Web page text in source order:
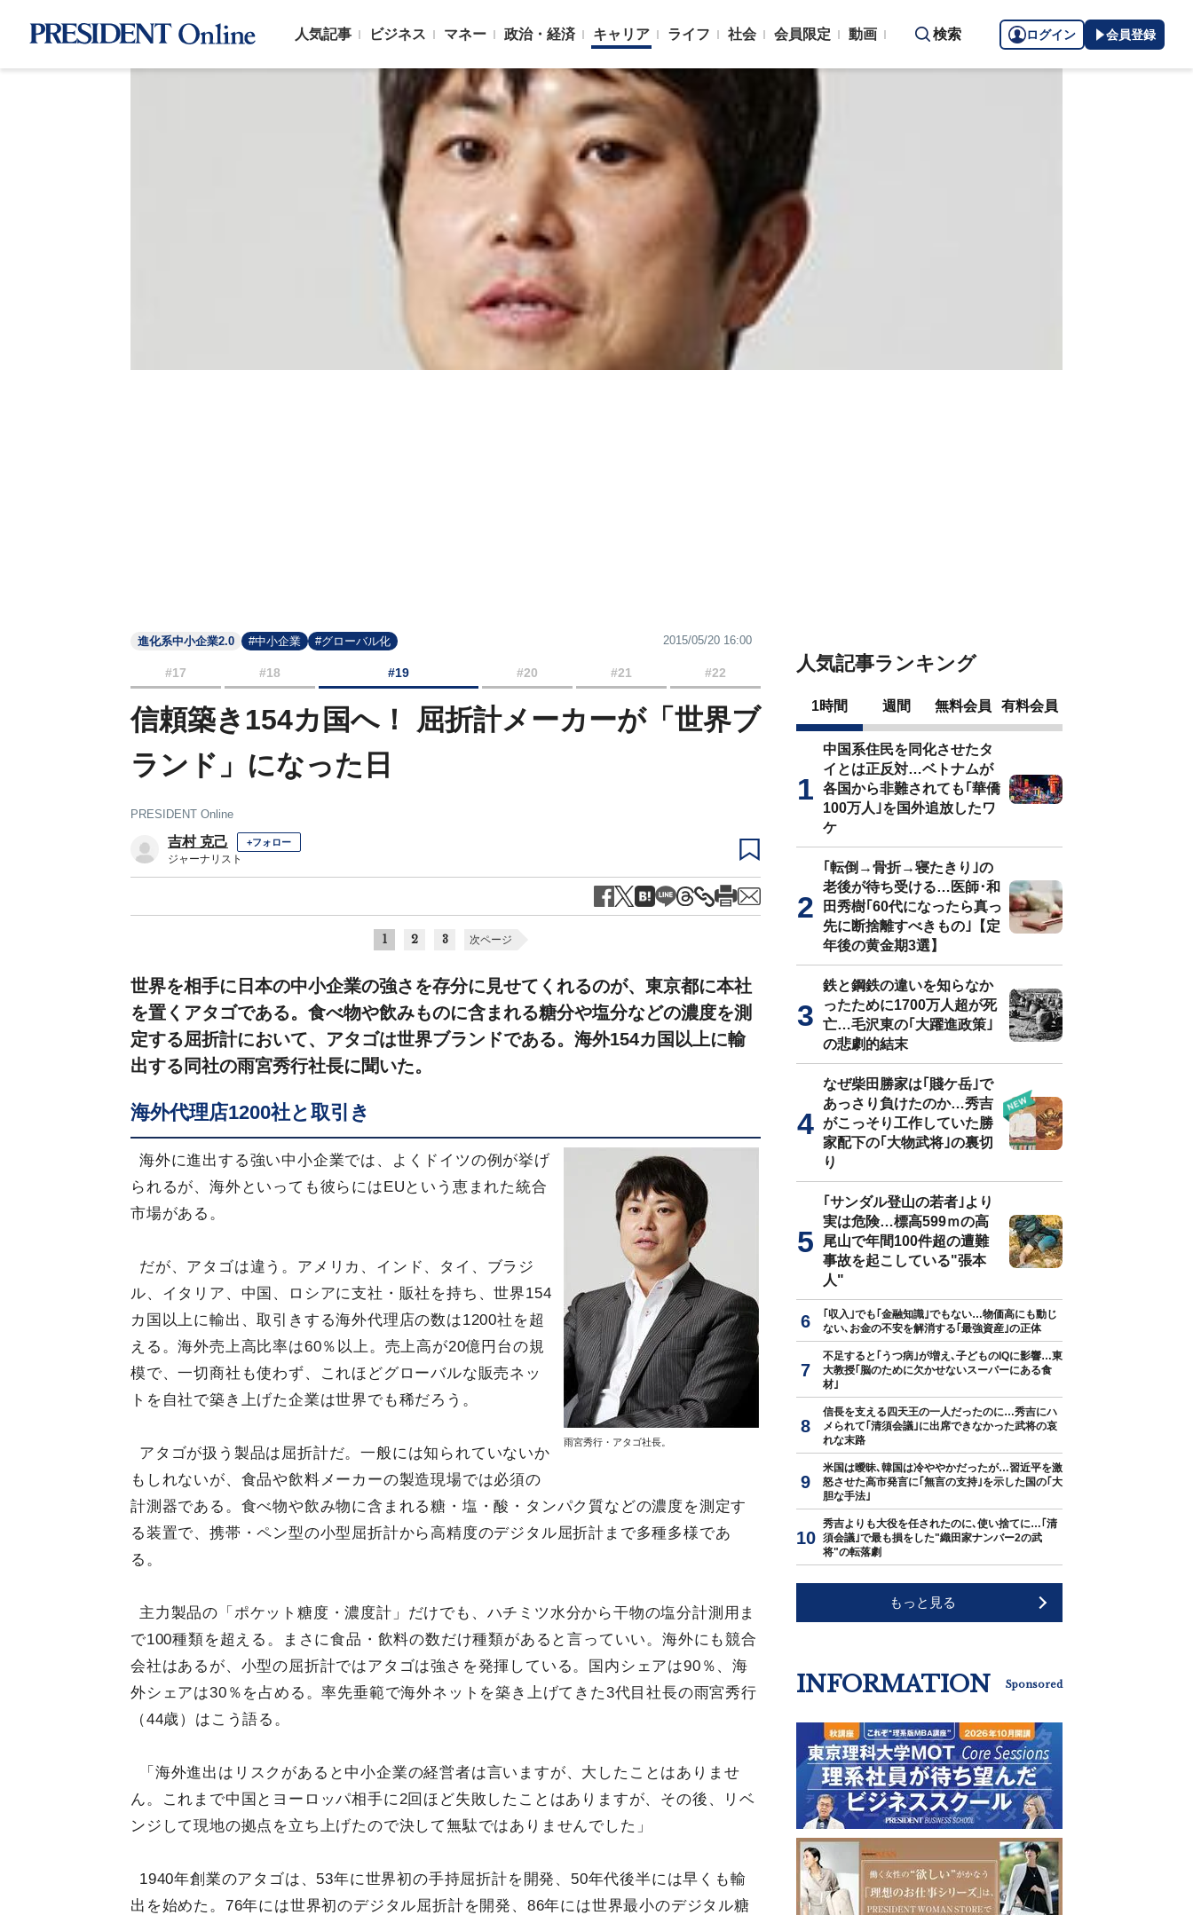
人気記事 ビジネス マネー 政治・経済 キャリア ライフ 社会 会員限定 動画 検索 ログイン 会員登録
進化系中小企業2.0 #中小企業 #グローバル化 2015/05/20 16:00
#17 #18 #19 #20 #21 #22
信頼築き154カ国へ！ 屈折計メーカーが「世界ブ
ランド」になった日
PRESIDENT Online
吉村 克己 +フォロー
ジャーナリスト
1 2 3 次ページ
世界を相手に日本の中小企業の強さを存分に見せてくれるのが、東京都に本社
を置くアタゴである。食べ物や飲みものに含まれる糖分や塩分などの濃度を測
定する屈折計において、アタゴは世界ブランドである。海外154カ国以上に輸
出する同社の雨宮秀行社長に聞いた。
海外代理店1200社と取引き
雨宮秀行・アタゴ社長。
海外に進出する強い中小企業では、よくドイツの例が挙げ
られるが、海外といっても彼らにはEUという恵まれた統合
市場がある。
だが、アタゴは違う。アメリカ、インド、タイ、ブラジ
ル、イタリア、中国、ロシアに支社・販社を持ち、世界154
カ国以上に輸出、取引きする海外代理店の数は1200社を超
える。海外売上高比率は60％以上。売上高が20億円台の規
模で、一切商社も使わず、これほどグローバルな販売ネッ
トを自社で築き上げた企業は世界でも稀だろう。
アタゴが扱う製品は屈折計だ。一般には知られていないか
もしれないが、食品や飲料メーカーの製造現場では必須の
計測器である。食べ物や飲み物に含まれる糖・塩・酸・タンパク質などの濃度を測定す
る装置で、携帯・ペン型の小型屈折計から高精度のデジタル屈折計まで多種多様であ
る。
主力製品の「ポケット糖度・濃度計」だけでも、ハチミツ水分から干物の塩分計測用ま
で100種類を超える。まさに食品・飲料の数だけ種類があると言っていい。海外にも競合
会社はあるが、小型の屈折計ではアタゴは強さを発揮している。国内シェアは90％、海
外シェアは30％を占める。率先垂範で海外ネットを築き上げてきた3代目社長の雨宮秀行
（44歳）はこう語る。
「海外進出はリスクがあると中小企業の経営者は言いますが、大したことはありませ
ん。これまで中国とヨーロッパ相手に2回ほど失敗したことはありますが、その後、リベ
ンジして現地の拠点を立ち上げたので決して無駄ではありませんでした」
1940年創業のアタゴは、53年に世界初の手持屈折計を開発、50年代後半には早くも輸
出を始めた。76年には世界初のデジタル屈折計を開発、86年には世界最小のデジタル糖
人気記事ランキング
1時間 週間 無料会員 有料会員
中国系住民を同化させたタ
イとは正反対…ベトナムが
各国から非難されても｢華僑
100万人｣を国外追放したワ
ケ
｢転倒→骨折→寝たきり｣の
老後が待ち受ける…医師･和
田秀樹｢60代になったら真っ
先に断捨離すべきもの｣【定
年後の黄金期3選】
鉄と鋼鉄の違いを知らなか
ったために1700万人超が死
亡…毛沢東の｢大躍進政策｣
の悲劇的結末
なぜ柴田勝家は｢賤ケ岳｣で
あっさり負けたのか…秀吉
がこっそり工作していた勝
家配下の｢大物武将｣の裏切
り
｢サンダル登山の若者｣より
実は危険…標高599ｍの高
尾山で年間100件超の遭難
事故を起こしている"張本
人"
｢収入｣でも｢金融知識｣でもない…物価高にも動じ
ない､お金の不安を解消する｢最強資産｣の正体
不足すると｢うつ病｣が増え､子どものIQに影響…東
大教授｢脳のために欠かせないスーパーにある食
材｣
信長を支える四天王の一人だったのに…秀吉にハ
メられて｢清須会議｣に出席できなかった武将の哀
れな末路
米国は曖昧､韓国は冷ややかだったが…習近平を激
怒させた高市発言に｢無言の支持｣を示した国の｢大
胆な手法｣
秀吉よりも大役を任されたのに､使い捨てに…｢清
須会議｣で最も損をした"織田家ナンバー2の武
将"の転落劇
もっと見る
INFORMATION Sponsored